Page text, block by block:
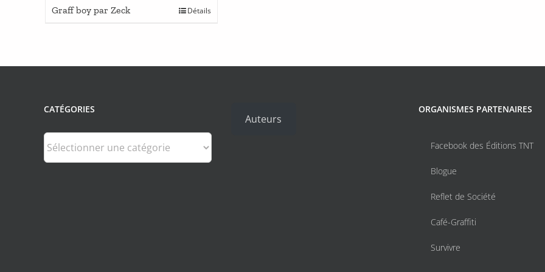
Graff boy par Zeck Détails
CATÉGORIES
Catégories
Auteurs
ORGANISMES PARTENAIRES
Facebook des Éditions TNT
Blogue
Reflet de Société
Café-Graffiti
Survivre